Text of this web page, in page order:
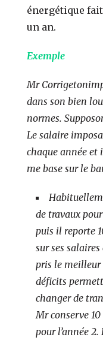
énergétique
un an.
Exemple
Mr
dans son bien
normes.
Le salaire
chaque année et
me base sur le
de travaux
puis il reporte
sur ses
pris le meilleur
déficits
changer de
Mr conserve
pour l’année